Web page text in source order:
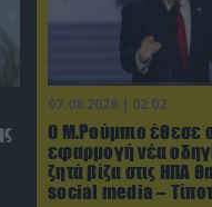
07.08.2026 | 02:02
Ο Μ.Ρούμπιο έθεσε
εφαρμογή νέα
ζητά βίζα στις ΗΠΑ
social media –